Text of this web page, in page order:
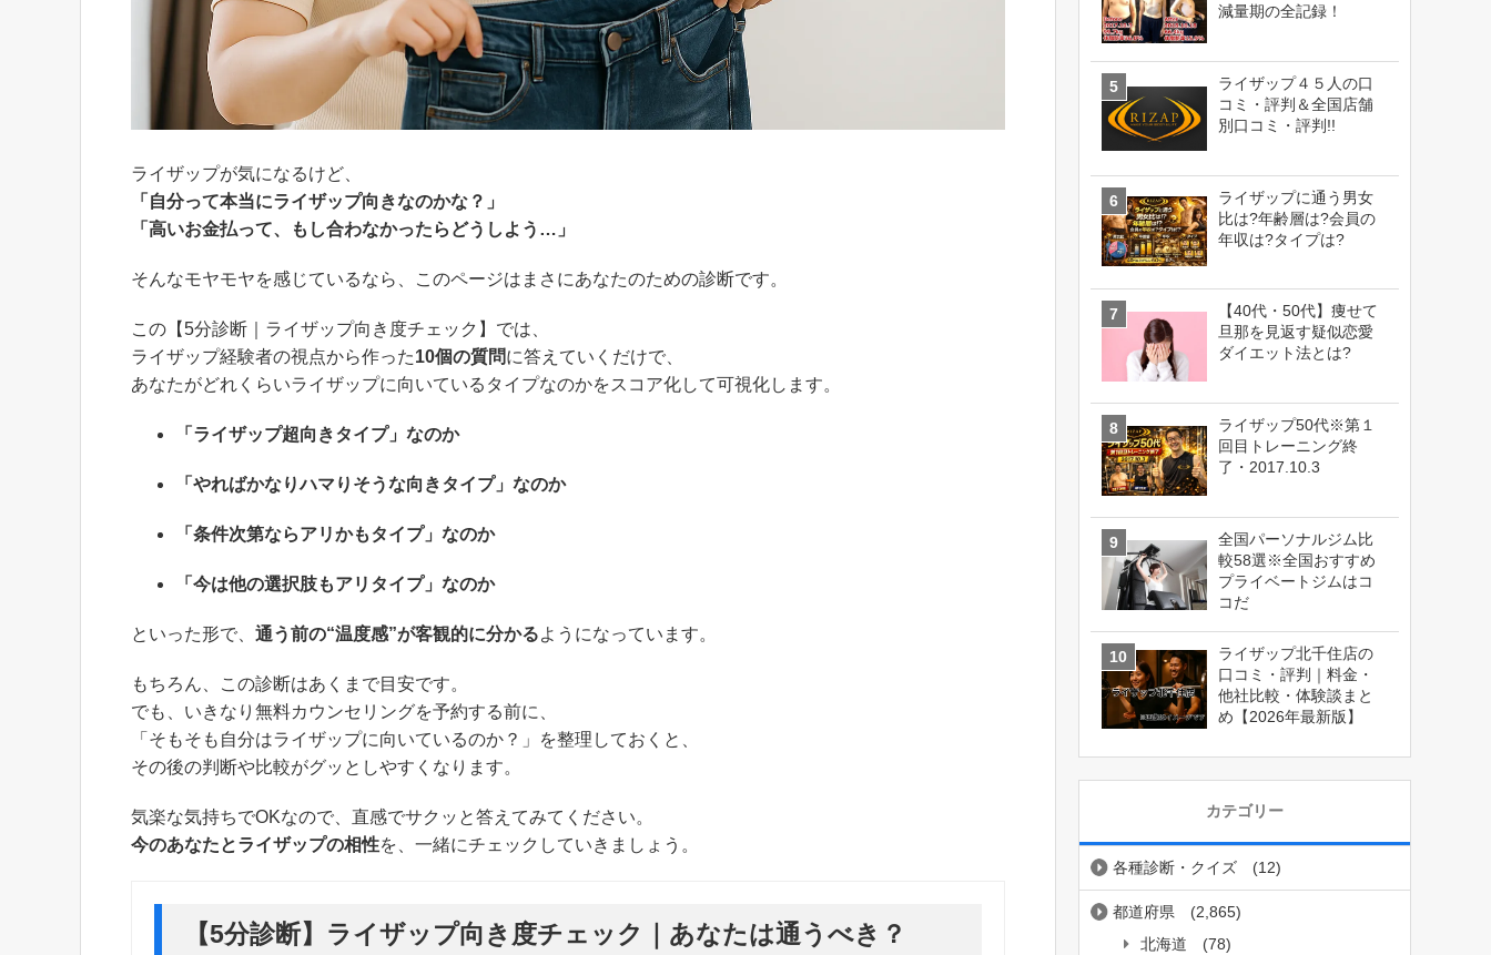
ライザップが気になるけど、
「自分って本当にライザップ向きなのかな？」
「高いお金払って、もし合わなかったらどうしよう…」
そんなモヤモヤを感じているなら、このページはまさにあなたのための診断です。
この【5分診断｜ライザップ向き度チェック】では、
ライザップ経験者の視点から作った10個の質問に答えていくだけで、
あなたがどれくらいライザップに向いているタイプなのかをスコア化して可視化します。
「ライザップ超向きタイプ」なのか
「やればかなりハマりそうな向きタイプ」なのか
「条件次第ならアリかもタイプ」なのか
「今は他の選択肢もアリタイプ」なのか
といった形で、 通う前の“温度感”が客観的に分かるようになっています。
もちろん、この診断はあくまで目安です。
でも、いきなり無料カウンセリングを予約する前に、
「そもそも自分はライザップに向いているのか？」を整理しておくと、
その後の判断や比較がグッとしやすくなります。
気楽な気持ちでOKなので、直感でサクッと答えてみてください。
今のあなたとライザップの相性を、一緒にチェックしていきましょう。
【5分診断】ライザップ向き度チェック｜あなたは通うべき？
減量期の全記録！
ライザップ４５人の口
コミ・評判＆全国店舗
別口コミ・評判!!
ライザップに通う男女
比は?年齢層は?会員の
年収は?タイプは?
【40代・50代】痩せて
旦那を見返す疑似恋愛
ダイエット法とは?
ライザップ50代※第１
回目トレーニング終
了・2017.10.3
全国パーソナルジム比
較58選※全国おすすめ
プライベートジムはコ
コだ
ライザップ北千住店の
口コミ・評判｜料金・
他社比較・体験談まと
め【2026年最新版】
カテゴリー
各種診断・クイズ (12)
都道府県
(2,865)
北海道
(78)